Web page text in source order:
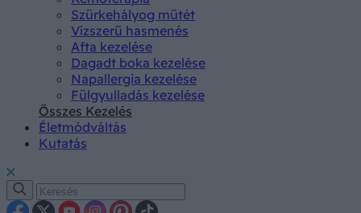
Szürkehályog műtét
Vízszerű hasmenés
Afta kezelése
Dagadt boka kezelése
Napallergia kezelése
Fülgyulladás kezelése
Összes Kezelés
Életmódváltás
Kutatás